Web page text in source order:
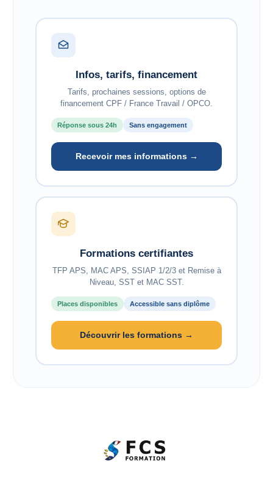
Infos, tarifs, financement
Tarifs, prochaines sessions, options de
financement CPF / France Travail / OPCO.
Réponse sous 24h Sans engagement
Recevoir mes informations →
Formations certifiantes
TFP APS, MAC APS, SSIAP 1/2/3 et Remise à
Niveau, SST et MAC SST.
Places disponibles Accessible sans diplôme
Découvrir les formations →